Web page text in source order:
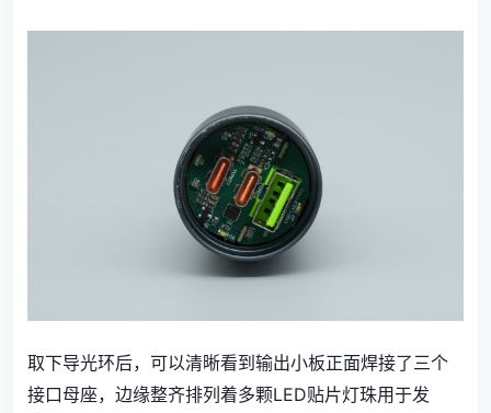
取下导光环后，可以清晰看到输出小板正面焊接了三个
接口母座，边缘整齐排列着多颗LED贴片灯珠用于发